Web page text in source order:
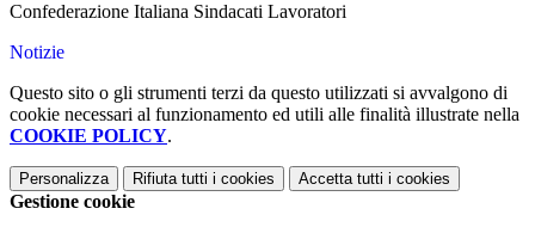
Confederazione Italiana Sindacati Lavoratori
Notizie
Questo sito o gli strumenti terzi da questo utilizzati si avvalgono di
cookie necessari al funzionamento ed utili alle finalità illustrate nella
COOKIE POLICY.
Personalizza Rifiuta tutti i cookies Accetta tutti i cookies
Gestione cookie